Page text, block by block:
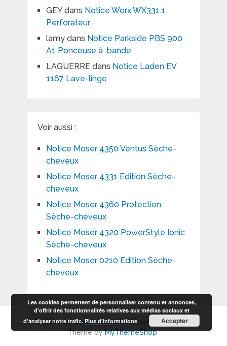
GEYdans Notice Worx WX331.1
Perforateur
lamydans Notice Parkside PBS 900
A1 Ponceuse à bande
LAGUERREdans Notice Laden EV
1167 Lave-linge
Voir aussi :
Notice Moser 4350 Ventus Sèche-
cheveux
Notice Moser 4331 Edition Sèche-
cheveux
Notice Moser 4360 Protection
Sèche-cheveux
Notice Moser 4320 PowerStyle Ionic
Sèche-cheveux
Notice Moser 0210 Edition Sèche-
cheveux
Notices et modes d'emploiCopyright © 2026.
Theme byMyThemeShop
Les cookies permettent de personnaliser contenu et annonces,
d'offrir des fonctionnalités relatives aux médias sociaux et
d'analyser notre trafic.Plus d’informations Accepter